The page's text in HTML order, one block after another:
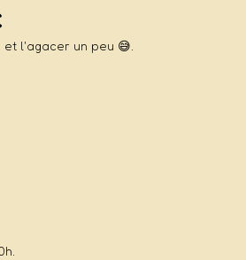
l'agacer un peu 😅.